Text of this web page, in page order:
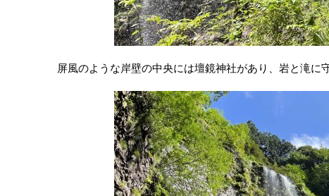
屏風のような岸壁の中央には壇鏡神社があり、岩と滝に